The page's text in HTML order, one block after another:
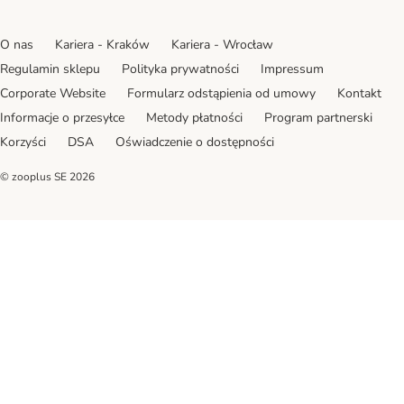
O nas Kariera - Kraków
Kariera - Wrocław
Regulamin sklepu
Polityka prywatności
Impressum
Corporate Website
Formularz odstąpienia od umowy
Kontakt
Informacje o przesyłce
Metody płatności
Program partnerski
Korzyści
DSA Oświadczenie o dostępności
© zooplus SE 2026